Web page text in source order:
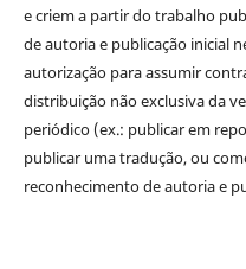
e criem a partir do trabalho
de autoria e publicação inicial
autorização para assumir
distribuição não exclusiva da
periódico (ex.: publicar em
publicar uma tradução, ou
reconhecimento de autoria e